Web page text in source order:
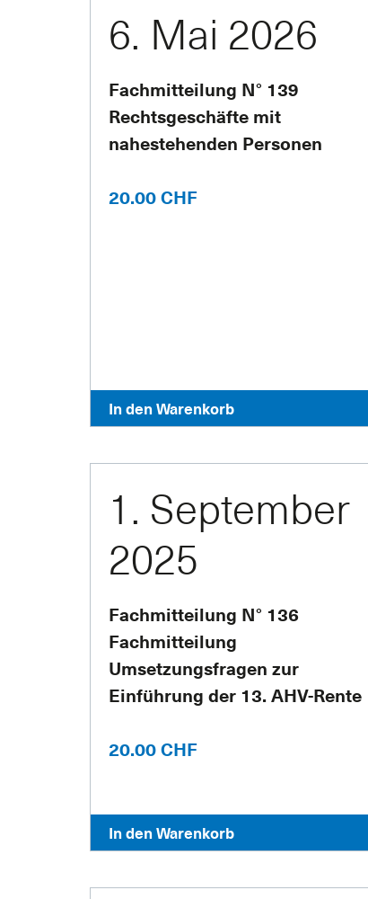
6. Mai 2026
Fachmitteilung N° 139
Rechtsgeschäfte mit
nahestehenden Personen
20.00 CHF
In den Warenkorb
1. September
2025
Fachmitteilung N° 136
Fachmitteilung
Umsetzungsfragen zur
Einführung der 13. AHV-Rente
20.00 CHF
In den Warenkorb